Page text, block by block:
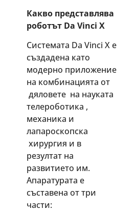
Какво представлява
роботът Da Vinci X
Системата Da Vinci X е
създадена като
модерно приложение
на комбинацията от
дяловете на науката
телероботика ,
механика и
лапароскопска
хирургия и в
резултат на
развитието им.
Апаратурата е
съставена от три
части: